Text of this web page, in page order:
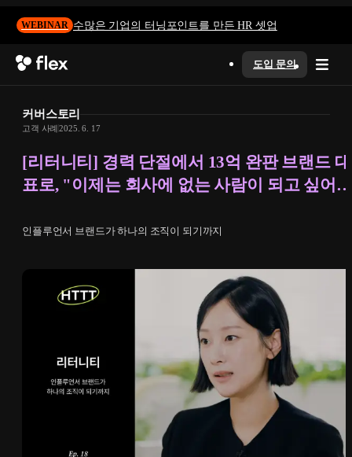
WEBINAR 수많은 기업의 터닝포인트를 만든 HR 셋업
도입 문의
커버스토리
고객 사례2025. 6. 17
[리터니티] 경력 단절에서 13억 완판 브랜드 대
표로, "이제는 회사에 없는 사람이 되고 싶어
인플루언서 브랜드가 하나의 조직이 되기까지